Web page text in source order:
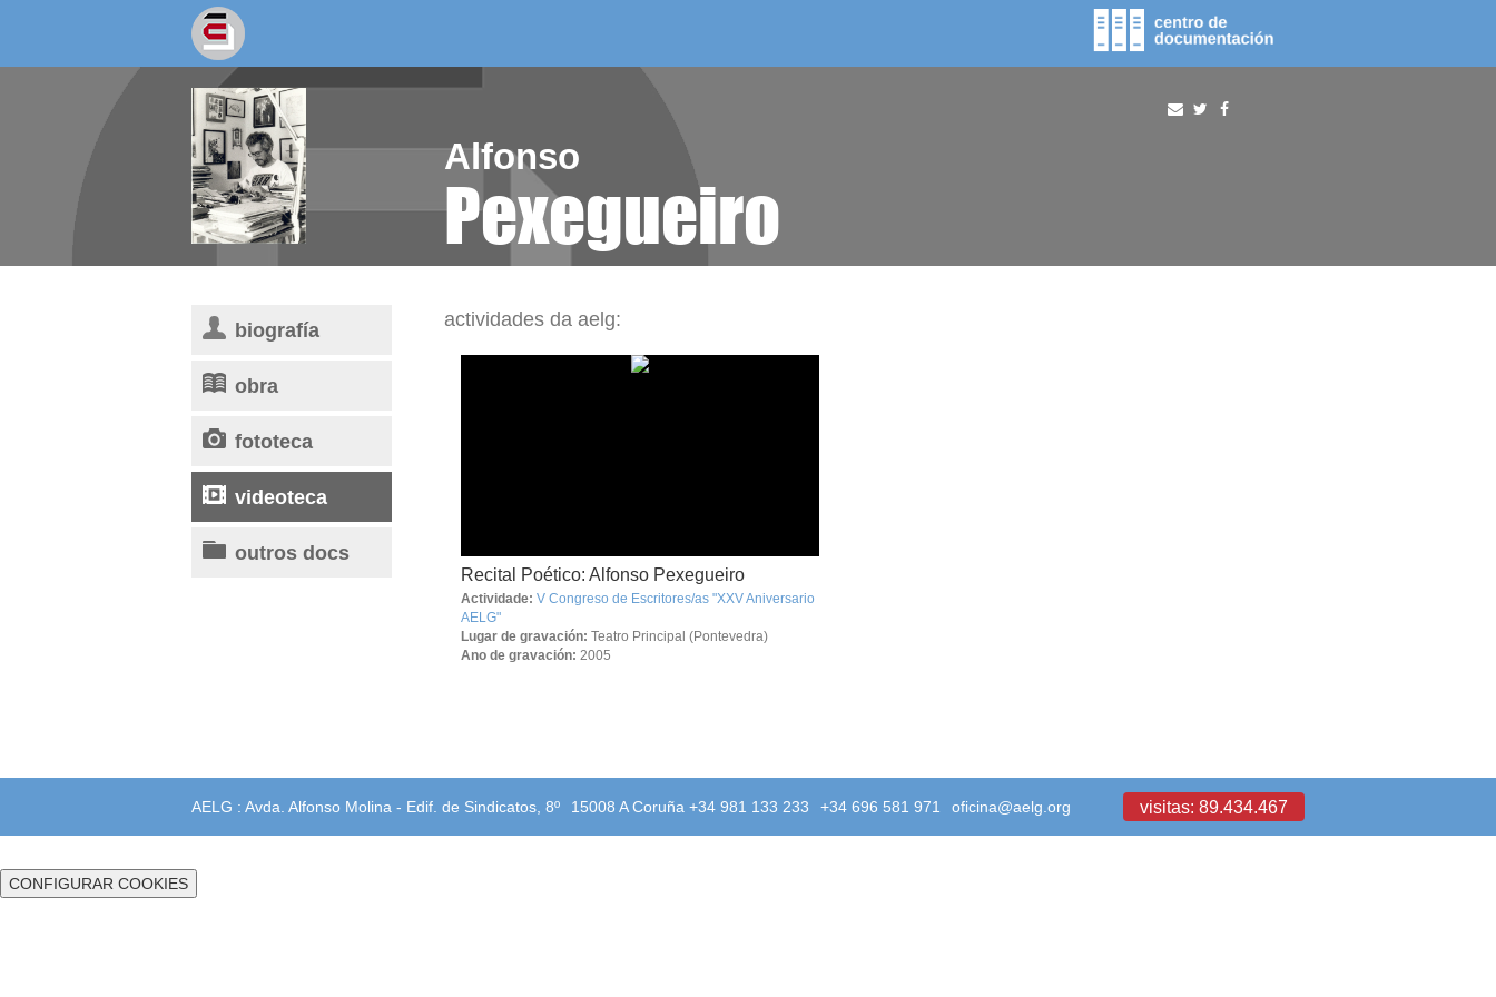
socios/as fototeca procura
Alfonso
Pexegueiro
biografía
obra
fototeca
videoteca
outros docs
actividades da aelg:
Recital Poético: Alfonso Pexegueiro
Actividade: V Congreso de Escritores/as "XXV Aniversario
AELG"
Lugar de gravación: Teatro Principal (Pontevedra)
Ano de gravación: 2005
AELG : Avda. Alfonso Molina - Edif. de Sindicatos, 8º 15008 A Coruña +34 981 133 233 +34 696 581 971 oficina@aelg.org visitas: 89.434.467
CONFIGURAR COOKIES